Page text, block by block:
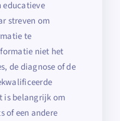
educatieve
streven om
te
niet het
de diagnose of de
is belangrijk om
of een andere